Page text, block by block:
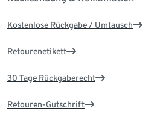
Kostenlose Rückgabe / Umtausch
Retourenetikett
30 Tage Rückgaberecht
Retouren-Gutschrift